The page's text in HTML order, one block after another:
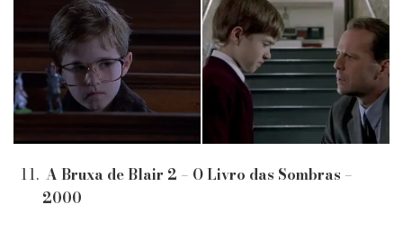
A Bruxa de Blair 2 – O Livro das Sombras –
2000